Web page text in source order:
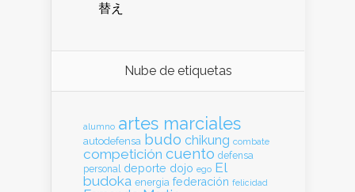
替え
Nube de etiquetas
alumno artes marciales
autodefensa budo chikung combate
competición cuento defensa
personal deporte dojo ego El
budoka energia federación felicidad